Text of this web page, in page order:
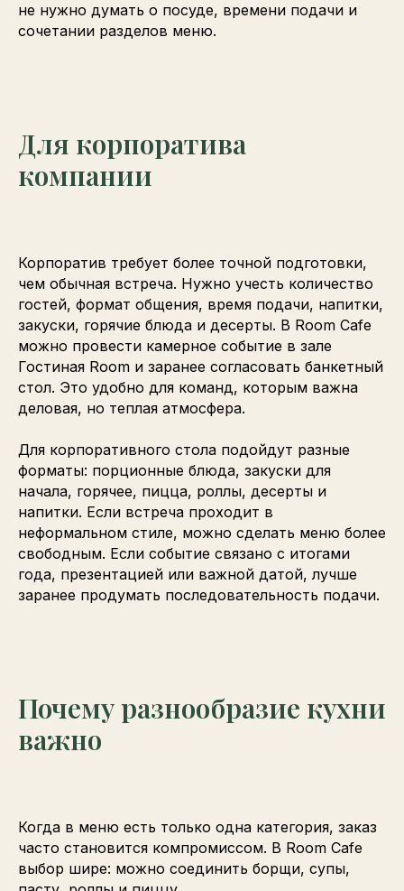
не нужно думать о посуде, времени подачи и
сочетании разделов меню.
Для корпоратива
компании
Корпоратив требует более точной подготовки,
чем обычная встреча. Нужно учесть количество
гостей, формат общения, время подачи, напитки,
закуски, горячие блюда и десерты. В Room Cafe
можно провести камерное событие в зале
Гостиная Room и заранее согласовать банкетный
стол. Это удобно для команд, которым важна
деловая, но теплая атмосфера.
Для корпоративного стола подойдут разные
форматы: порционные блюда, закуски для
начала, горячее, пицца, роллы, десерты и
напитки. Если встреча проходит в
неформальном стиле, можно сделать меню более
свободным. Если событие связано с итогами
года, презентацией или важной датой, лучше
заранее продумать последовательность подачи.
Почему разнообразие кухни
важно
Когда в меню есть только одна категория, заказ
часто становится компромиссом. В Room Cafe
выбор шире: можно соединить борщи, супы,